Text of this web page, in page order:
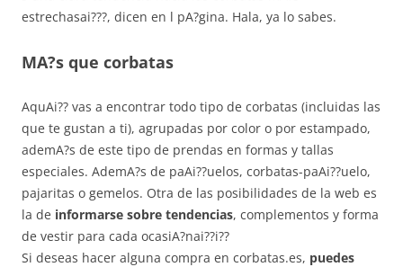
estrechasai???, dicen en l pA?gina. Hala, ya lo sabes.
MA?s que corbatas
AquAi?? vas a encontrar todo tipo de corbatas (incluidas las
que te gustan a ti), agrupadas por color o por estampado,
ademA?s de este tipo de prendas en formas y tallas
especiales. AdemA?s de paAi??uelos, corbatas-paAi??uelo,
pajaritas o gemelos. Otra de las posibilidades de la web es
la de informarse sobre tendencias, complementos y forma
de vestir para cada ocasiA?nai??i??
Si deseas hacer alguna compra en corbatas.es, puedes